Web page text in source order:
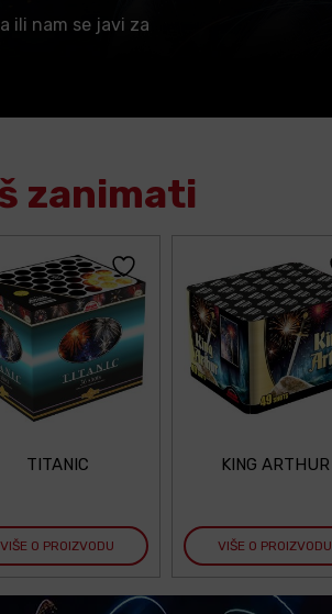
ili nam se javi za
zanimati
TITANIC
VIŠE O PROIZVODU
KING ARTHUR
VIŠE O PROIZVODU